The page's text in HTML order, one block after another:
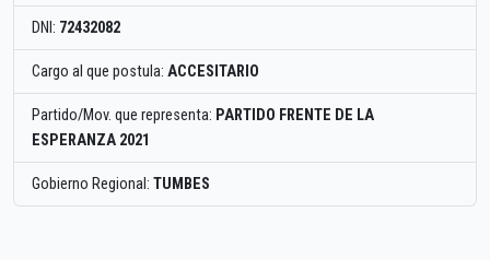
DNI: 72432082
Cargo al que postula: ACCESITARIO
Partido/Mov. que representa: PARTIDO FRENTE DE LA
ESPERANZA 2021
Gobierno Regional: TUMBES